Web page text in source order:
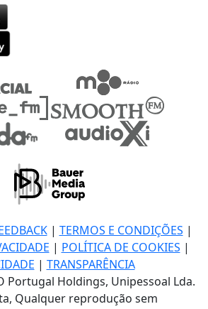
| TERMOS E CONDIÇÕES |
| POLÍTICA DE COOKIES |
| TRANSPARÊNCIA
Portugal Holdings, Unipessoal Lda.
Qualquer reprodução sem